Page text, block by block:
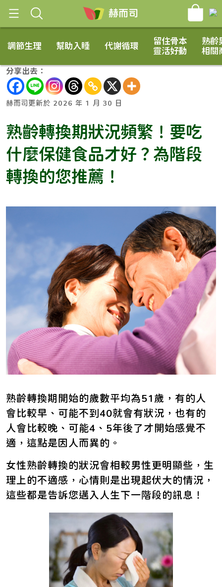
赫而司
分享出去：
赫而司更新於 2026 年 1 月 30 日
調節生理 幫助入睡 代謝循環
留住骨本
靈活好動
熟齡
相關
熟齡轉換期狀況頻繁！要吃
什麼保健食品才好？為階段
轉換的您推薦！
熟齡轉換期開始的歲數平均為51歲，有的人
會比較早、可能不到40就會有狀況，也有的
人會比較晚、可能4、5年後了才開始感覺不
適，這點是因人而異的。
女性熟齡轉換的狀況會相較男性更明顯些，生
理上的不適感，心情則是出現起伏大的情況，
這些都是告訴您邁入人生下一階段的訊息！